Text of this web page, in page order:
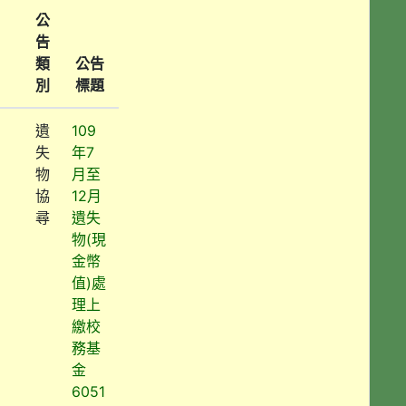
公
告
類
別
公告
標題
遺
失
物
協
尋
109
年7
月至
12月
遺失
物(現
金幣
值)處
理上
繳校
務基
金
6051